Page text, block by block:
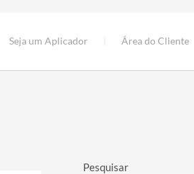
Seja um Aplicador Área do Cliente
Pesquisar